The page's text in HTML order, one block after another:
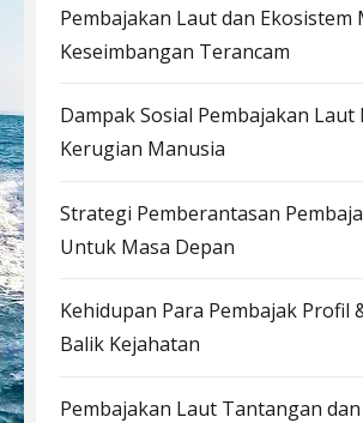
Pembajakan Laut dan Ekosistem
Keseimbangan Terancam
Dampak Sosial Pembajakan Laut
Kerugian Manusia
Strategi Pemberantasan
Untuk Masa Depan
Kehidupan Para Pembajak Profil
Balik Kejahatan
Pembajakan Laut Tantangan dan